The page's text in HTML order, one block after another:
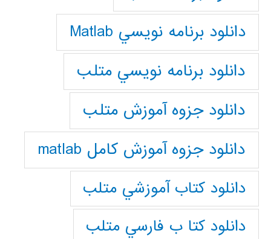
دانلود برنامه نويسي Matlab
دانلود برنامه نويسي متلب
دانلود جزوه آموزش متلب
دانلود جزوه آموزش کامل matlab
دانلود كتاب آموزشي متلب
دانلود كتا ب فارسي متلب